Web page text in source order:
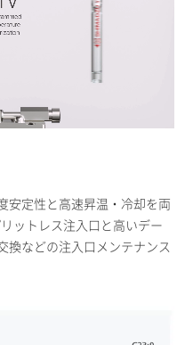
安定性と高速昇温・冷却を両
ットレス注入口と高いデー
換などの注入口メンテナンス